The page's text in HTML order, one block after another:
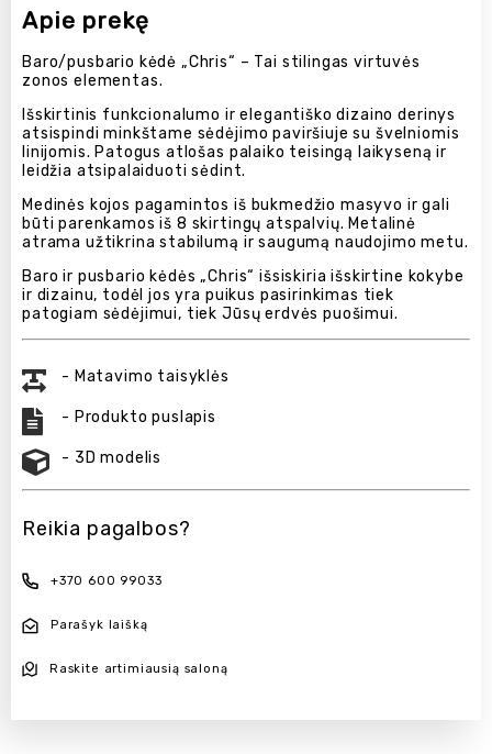
Apie prekę
Baro/pusbario kėdė „Chris“ – Tai stilingas virtuvės
zonos elementas.
Išskirtinis funkcionalumo ir elegantiško dizaino derinys
atsispindi minkštame sėdėjimo paviršiuje su švelniomis
linijomis. Patogus atlošas palaiko teisingą laikyseną ir
leidžia atsipalaiduoti sėdint.
Medinės kojos pagamintos iš bukmedžio masyvo ir gali
būti parenkamos iš 8 skirtingų atspalvių. Metalinė
atrama užtikrina stabilumą ir saugumą naudojimo metu.
Baro ir pusbario kėdės „Chris“ išsiskiria išskirtine kokybe
ir dizainu, todėl jos yra puikus pasirinkimas tiek
patogiam sėdėjimui, tiek Jūsų erdvės puošimui.
- Matavimo taisyklės
- Produkto puslapis
- 3D modelis
Reikia pagalbos?
+370 600 99033
Parašyk laišką
Raskite artimiausią saloną